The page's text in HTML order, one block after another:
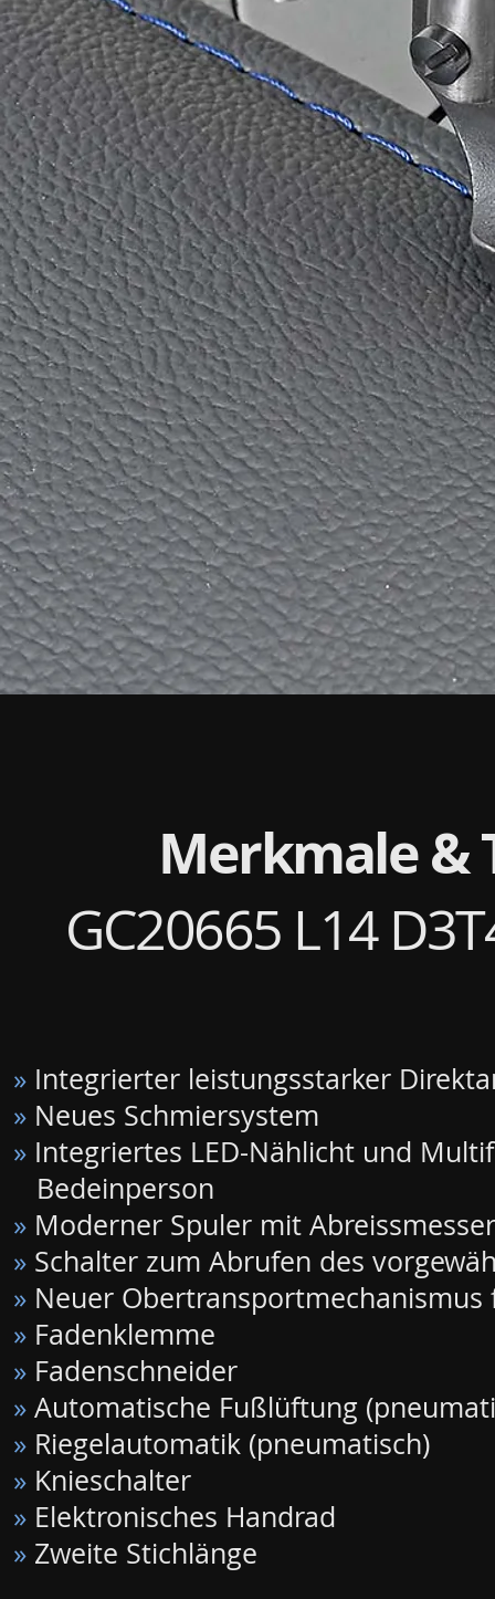
Merkmale &
GC20665 L14
» Integrierter leistungsstarker
» Neues Schmiersystem
» Integriertes LED-Nählicht und
Bedeinperson
» Moderner Spuler mit Abreissmesser
» Schalter zum Abrufen des
» Neuer
» Fadenklemme
» Fadenschneider
» Automatische Fußlüftung
» Riegelautomatik (pneumatisch)
» Knieschalter
» Elektronisches Handrad
» Zweite Stichlänge